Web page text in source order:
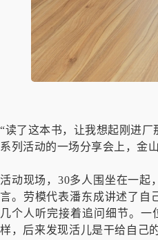
“读了这本书，让我想起刚进
系列活动的一场分享会上，金
活动现场，30多人围坐在一起
言。劳模代表潘东成讲述了自
几个人听完接着追问细节。
样，后来发现活儿是干给自己